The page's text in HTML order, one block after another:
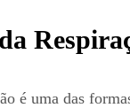
é uma das